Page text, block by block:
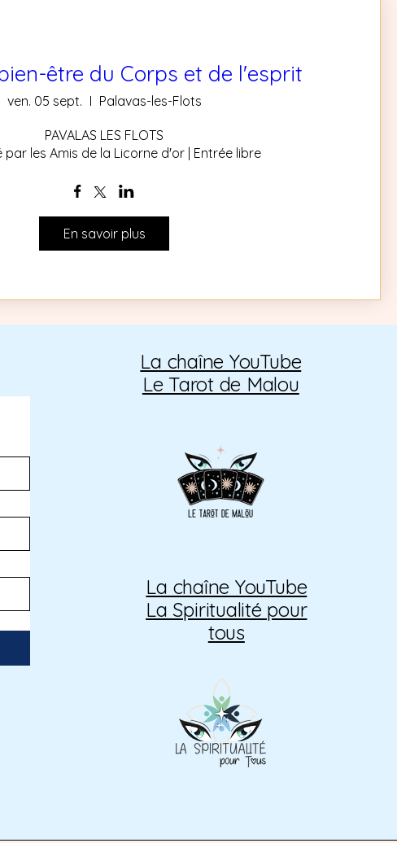
être du Corps et de l'esprit
ven. 05 sept. Palavas-les-Flots
PAVALAS LES FLOTS
par les Amis de la Licorne d'or | Entrée libre
En savoir plus
La chaîne YouTube
Le Tarot de Malou
La chaîne YouTube
La Spiritualité pour
tous